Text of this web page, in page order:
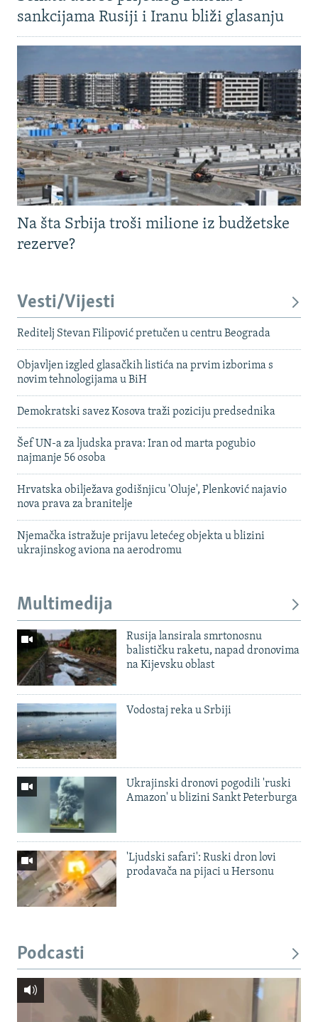
sankcijama Rusiji i Iranu bliži glasanju
Na šta Srbija troši milione iz budžetske
rezerve?
Vesti/Vijesti
Reditelj Stevan Filipović pretučen u centru Beograda
Objavljen izgled glasačkih listića na prvim izborima s
novim tehnologijama u BiH
Demokratski savez Kosova traži poziciju predsednika
Šef UN-a za ljudska prava: Iran od marta pogubio
najmanje 56 osoba
Hrvatska obilježava godišnjicu 'Oluje', Plenković najavio
nova prava za branitelje
Njemačka istražuje prijavu letećeg objekta u blizini
ukrajinskog aviona na aerodromu
Multimedija
Rusija lansirala smrtonosnu
balističku raketu, napad dronovima
na Kijevsku oblast
Vodostaj reka u Srbiji
Ukrajinski dronovi pogodili 'ruski
Amazon' u blizini Sankt Peterburga
'Ljudski safari': Ruski dron lovi
prodavača na pijaci u Hersonu
Podcasti